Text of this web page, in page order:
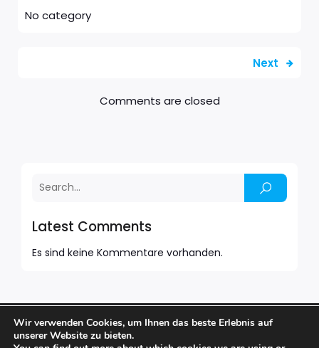
Latest Comments
Es sind keine Kommentare vorhanden.
No category
Next
Comments are closed
© 2026 BARFUSS BAR. Created with
using WordPress
and Kubio
Wir verwenden Cookies, um Ihnen das beste Erlebnis auf
unserer Website zu bieten.